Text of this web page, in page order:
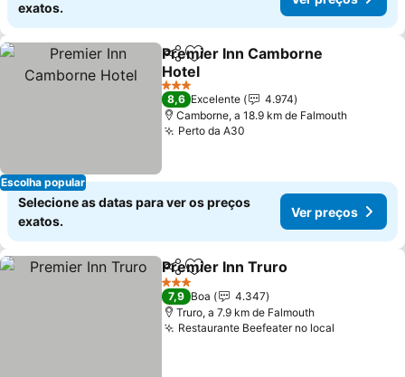
exatos.
Escolha popular
PartilharAdicionar aos favoritos
Premier Inn Camborne
Hotel
Ver preços
3 Estrelas
8,6 Excelente
4.974
Camborne, a 18.9 km de Falmouth
Perto da A30
Selecione as datas para ver os preços
exatos.
Ver preços
PartilharAdicionar aos favoritos
Premier Inn Truro
3 Estrelas
7,9 Boa
4.347
Truro, a 7.9 km de Falmouth
Restaurante Beefeater no local